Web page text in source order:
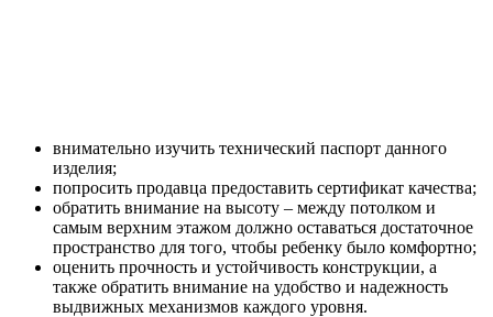
внимательно изучить технический паспорт данного
изделия;
попросить продавца предоставить сертификат качества;
обратить внимание на высоту – между потолком и
самым верхним этажом должно оставаться достаточное
пространство для того, чтобы ребенку было комфортно;
оценить прочность и устойчивость конструкции, а
также обратить внимание на удобство и надежность
выдвижных механизмов каждого уровня.